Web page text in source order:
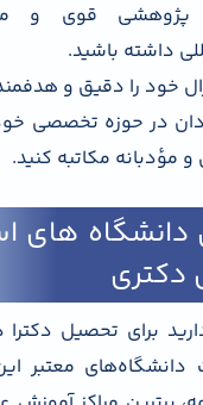
پژوهشی قوی و
داشته باشید.
خود را دقیق و
در حوزه تخصصی
و مؤدبانه مکاتبه کنید.
دانشگاه های
دکتری
برای تحصیل دکترا
دانشگاه‌های معتبر